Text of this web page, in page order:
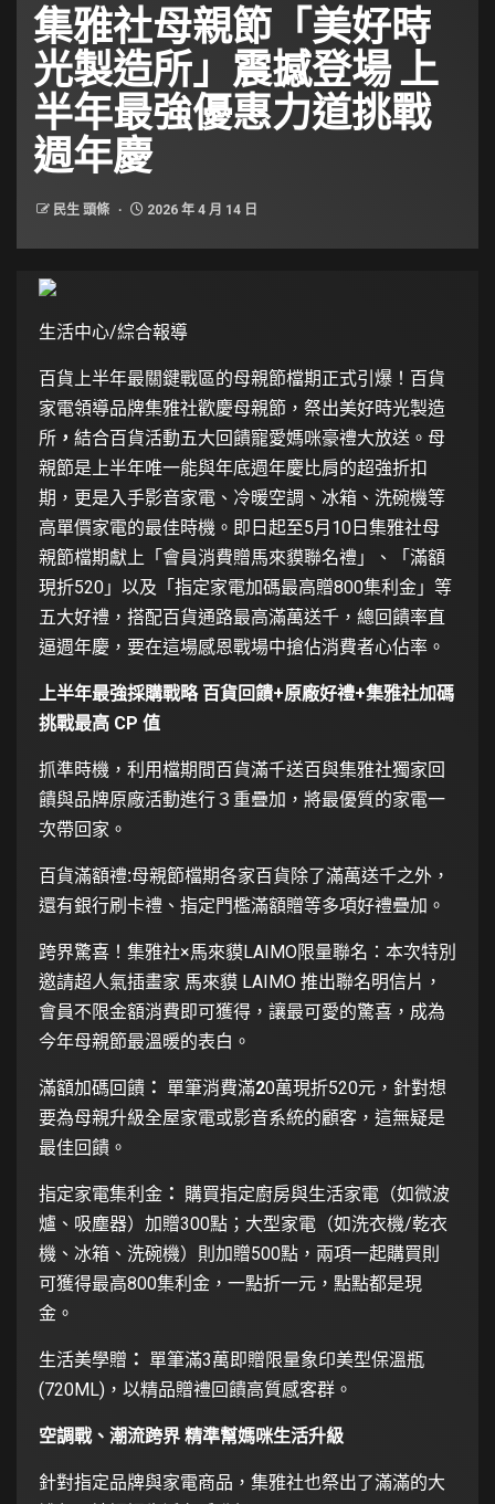
集雅社母親節「美好時
光製造所」震撼登場 上
半年最強優惠力道挑戰
週年慶
民生 頭條 2026 年 4 月 14 日
生活中心/綜合報導
百貨上半年最關鍵戰區的母親節檔期正式引爆！百貨
家電領導品牌集雅社歡慶母親節，祭出美好時光製造
所 ， 結合百貨活動五大回饋寵愛媽咪豪禮大放送。母
親節是上半年唯一能與年底週年慶比肩的超強折扣
期，更是入手影音家電、冷暖空調、冰箱、洗碗機等
高單價家電的最佳時機。即日起至5月10日集雅社母
親節檔期獻上「會員消費贈馬來貘聯名禮」、「滿額
現折520」以及「指定家電加碼最高贈800集利金」等
五大好禮，搭配百貨通路最高滿萬送千，總回饋率直
逼週年慶，要在這場感恩戰場中搶佔消費者心佔率。
上半年最強採購戰略 百貨回饋+原廠好禮+集雅社加碼
挑戰最高 CP 值
抓準時機，利用檔期間百貨滿千送百與集雅社獨家回
饋與品牌原廠活動進行３重疊加，將最優質的家電一
次帶回家。
百貨滿額禮:母親節檔期各家百貨除了滿萬送千之外，
還有銀行刷卡禮、指定門檻滿額贈等多項好禮疊加。
跨界驚喜！集雅社×馬來貘LAIMO限量聯名：本次特別
邀請超人氣插畫家 馬來貘 LAIMO 推出聯名明信片，
會員不限金額消費即可獲得，讓最可愛的驚喜，成為
今年母親節最溫暖的表白。
滿額加碼回饋 ： 單筆消費滿20萬現折520元，針對想
要為母親升級全屋家電或影音系統的顧客，這無疑是
最佳回饋。
指定家電集利金 ： 購買指定廚房與生活家電（如微波
爐、吸塵器）加贈300點；大型家電（如洗衣機/乾衣
機、冰箱、洗碗機）則加贈500點，兩項一起購買則
可獲得最高800集利金，一點折一元，點點都是現
金。
生活美學贈 ： 單筆滿3萬即贈限量象印美型保溫瓶
(720ML)，以精品贈禮回饋高質感客群。
空調戰、潮流跨界 精準幫媽咪生活升級
針對指定品牌與家電商品，集雅社也祭出了滿滿的大